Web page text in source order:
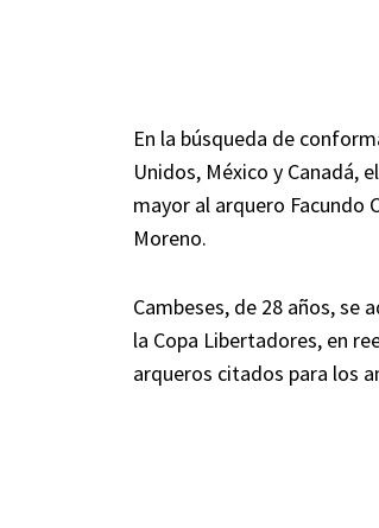
En la búsqueda de
Unidos, México y Canadá,
mayor al arquero Facundo
Moreno.
Cambeses, de 28 años, se
la Copa Libertadores, en
arqueros citados para los